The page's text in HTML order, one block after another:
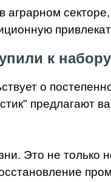
к
о
предлагают
Это не только